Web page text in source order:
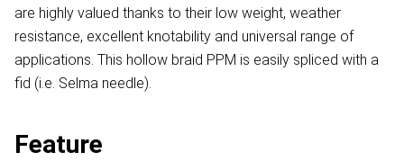
are highly valued thanks to their low weight, weather
resistance, excellent knotability and universal range of
applications. This hollow braid PPM is easily spliced with a
fid (i.e. Selma needle).
Feature